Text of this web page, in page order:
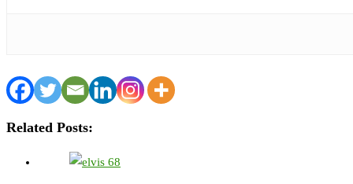
Related Posts: